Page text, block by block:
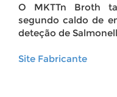
O MKTTn Broth
segundo caldo de
deteção de
Site Fabricante